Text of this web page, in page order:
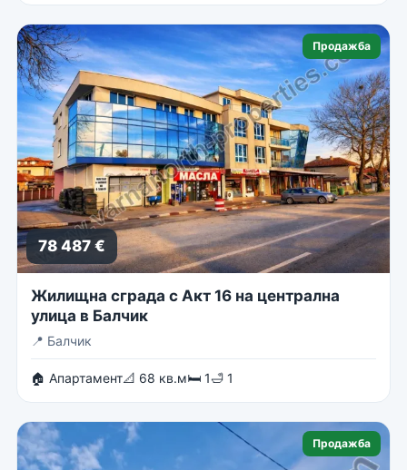
Продажба
78 487 €
Жилищна сграда с Акт 16 на централна
улица в Балчик
📍 Балчик
🏠 Апартамент📐 68 кв.м🛏 1🛁 1
Продажба